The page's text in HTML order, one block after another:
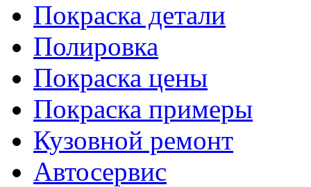
Покраска детали
Полировка
Покраска цены
Покраска примеры
Кузовной ремонт
Автосервис